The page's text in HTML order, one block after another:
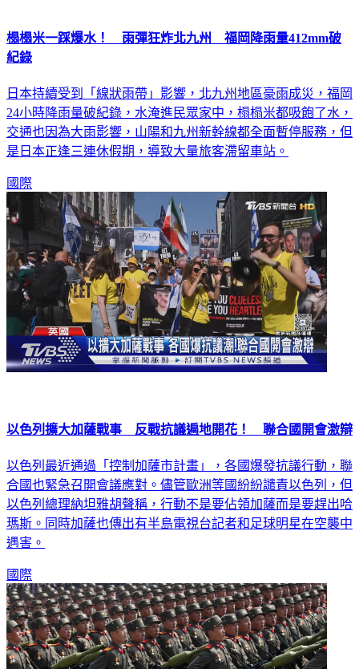
榻榻米一踩爆水！ 雨彈狂炸北九州 福岡降雨量412mm破
紀錄
日本持續受到「線狀雨帶」影響，北九州地區豪雨成災，福岡
24小時降雨量破紀錄，水淹進民眾家中，榻榻米都吸飽了水，
交通也因為大雨影響，山陽和九州新幹線都全面暫停服務，但
是日本正逢三連休假期，導致大量旅客滯留車站。
國際
以色列擴大加薩戰事 反戰抗議遍地開花！ 聯合國開會激辯
以色列最近通過「控制加薩市計畫」，各國爆發抗議行動，聯
合國也緊急召開會議應對。儘管歐洲等國紛紛譴責以色列，但
以色列總理納坦雅胡聲稱，行動不是要佔領加薩而是要趕出哈
瑪斯。同時加薩也傳出有半島電視台記者和足球明星在空襲中
遇害。
國際